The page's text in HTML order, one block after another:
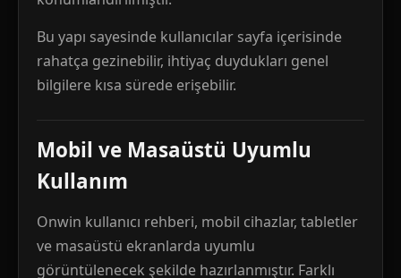
Bu yapı sayesinde kullanıcılar sayfa içerisinde
rahatça gezinebilir, ihtiyaç duydukları genel
bilgilere kısa sürede erişebilir.
Mobil ve Masaüstü Uyumlu
Kullanım
Onwin kullanıcı rehberi, mobil cihazlar, tabletler
ve masaüstü ekranlarda uyumlu
görüntülenecek şekilde hazırlanmıştır. Farklı